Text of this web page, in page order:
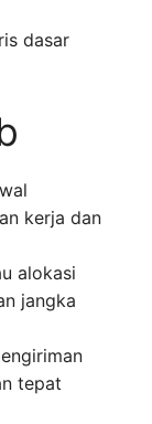
dasar
kerja dan
alokasi
jangka
tepat